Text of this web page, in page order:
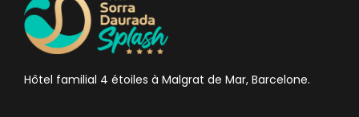
Hôtel familial 4 étoiles à Malgrat de Mar, Barcelone.